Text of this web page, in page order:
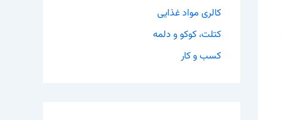
کالری مواد غذایی
کتلت، کوکو و دلمه
کسب و کار